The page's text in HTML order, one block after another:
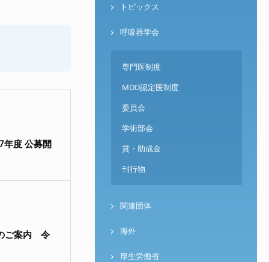
年度 公募開
ご案内 令
トピックス
呼吸器学会
専門医制度
MDD認定医制度
委員会
学術部会
賞・助成金
刊行物
関連団体
海外
厚生労働省